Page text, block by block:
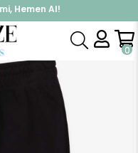
Hemen Al!
Hemen Üye Ol!
0
Altı Erkek Çocuk Eşofman Altı Nakışlı Siyah (10-12 Yaş)